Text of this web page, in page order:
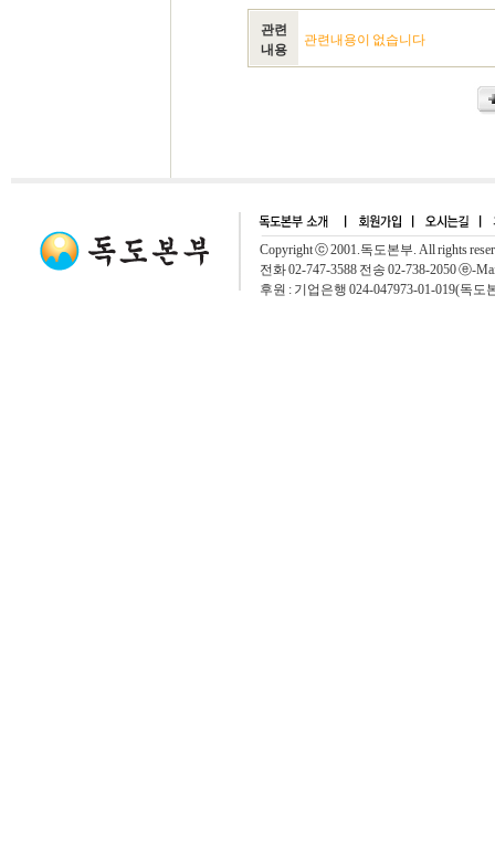
관련
내용
관련내용이 없습니다
Copyright ⓒ 2001.독도본부. All rights
전화 02-747-3588 전송 02-738-2050 ⓔ-
후원 : 기업은행 024-047973-01-019(독도